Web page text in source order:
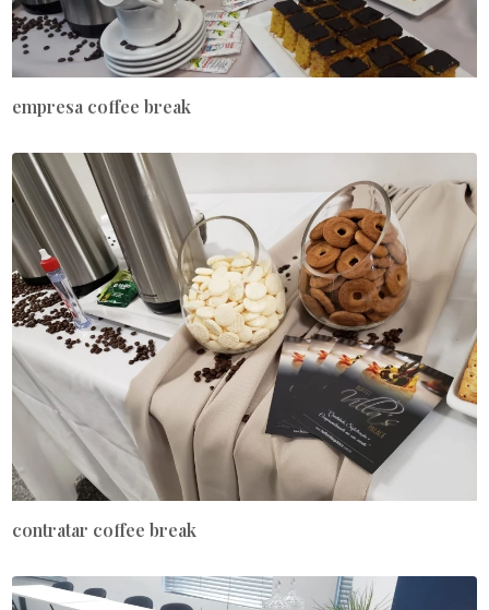
empresa coffee break
contratar coffee break